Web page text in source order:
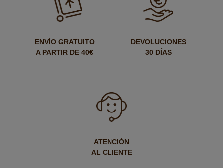
ENVÍO GRATUITO
A PARTIR DE 40€
DEVOLUCIONES
30 DÍAS
ATENCIÓN
AL CLIENTE